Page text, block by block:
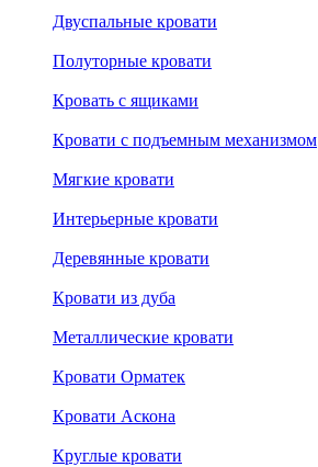
Двуспальные кровати
Полуторные кровати
Кровать с ящиками
Кровати с подъемным механизмом
Мягкие кровати
Интерьерные кровати
Деревянные кровати
Кровати из дуба
Металлические кровати
Кровати Орматек
Кровати Аскона
Круглые кровати